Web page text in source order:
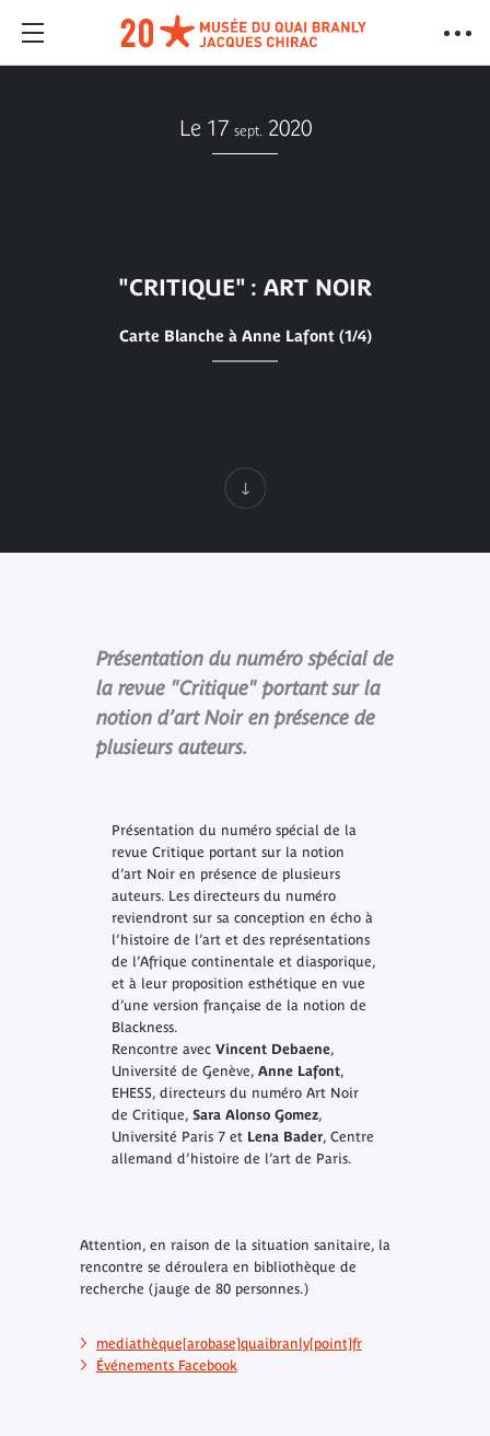
Le 17 sept. 2020
"CRITIQUE" : ART NOIR
Carte Blanche à Anne Lafont (1/4)
Présentation du numéro spécial de
la revue "Critique" portant sur la
notion d’art Noir en présence de
plusieurs auteurs.
Présentation du numéro spécial de la
revue Critique portant sur la notion
d’art Noir en présence de plusieurs
auteurs. Les directeurs du numéro
reviendront sur sa conception en écho à
l’histoire de l’art et des représentations
de l’Afrique continentale et diasporique,
et à leur proposition esthétique en vue
d’une version française de la notion de
Blackness.
Rencontre avecVincent Debaene,
Université de Genève, Anne Lafont,
EHESS, directeurs du numéro Art Noir
de Critique, Sara Alonso Gomez,
Université Paris 7 et Lena Bader, Centre
allemand d’histoire de l’art de Paris.
Attention, en raison de la situation sanitaire, la
rencontre se déroulera en bibliothèque de
recherche (jauge de 80 personnes.)
mediathèque[arobase]quaibranly[point]fr
Événements Facebook